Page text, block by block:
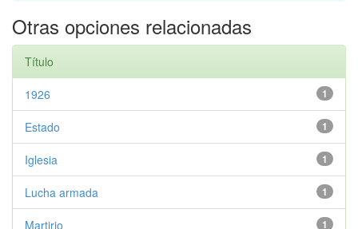
Otras opciones relacionadas
Título
1
1926
1
Estado
1
Iglesia
1
Lucha armada
1
Martirio